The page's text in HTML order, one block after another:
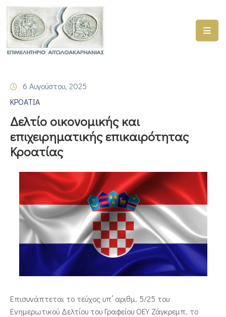
ΑΡΧΙΚΗ
ΓΕΜΗ
–
ΠΡΟΓΡΑΜΜΑΤΑ
ΕΠΙΜΕΛΗΤΗΡΙΟΥ
ΣΥΜΜΕΤΟΧΗ
ΕΤΑΙΡΕΙΕΣ
ΕΠΙΚΑΙΡΟΤΗΤΑ
ΕΠΙΚΟΙΝΩΝΙΑ
6 Αυγούστου, 2025
ΚΡΟΑΤΙΑ
Δελτίο οικονομικής και
επιχειρηματικής επικαιρότητας
Κροατίας
Επισυνάπτεται το τεύχος υπ’ αριθμ. 5/25 του
Ενημερωτικού Δελτίου του Γραφείου ΟΕΥ Ζάγκρεμπ, το